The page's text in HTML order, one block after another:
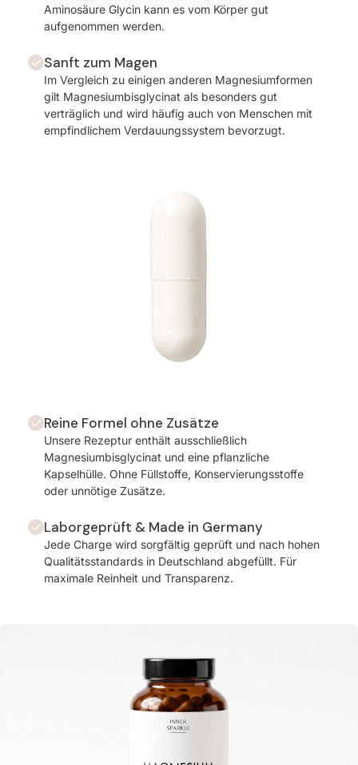
Aminosäure Glycin kann es vom Körper gut
aufgenommen werden.
Sanft zum Magen
Im Vergleich zu einigen anderen Magnesiumformen
gilt Magnesiumbisglycinat als besonders gut
verträglich und wird häufig auch von Menschen mit
empfindlichem Verdauungssystem bevorzugt.
Reine Formel ohne Zusätze
Unsere Rezeptur enthält ausschließlich
Magnesiumbisglycinat und eine pflanzliche
Kapselhülle. Ohne Füllstoffe, Konservierungsstoffe
oder unnötige Zusätze.
Laborgeprüft & Made in Germany
Jede Charge wird sorgfältig geprüft und nach hohen
Qualitätsstandards in Deutschland abgefüllt. Für
maximale Reinheit und Transparenz.